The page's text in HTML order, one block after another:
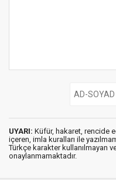
UYARI: Küfür, hakaret, rencide
içeren, imla kuralları ile
Türkçe karakter kullanılmayan
onaylanmamaktadır.